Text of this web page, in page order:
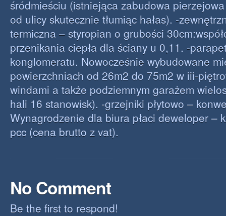
śródmieściu (istniejąca zabudowa
od ulicy skutecznie tłumiąc hałas). -
termiczna – styropian o grubości
przenikania ciepła dla ściany u 0,11. -
konglomeratu. Nowocześnie wybudowane
powierzchniach od 26m2 do 75m2 w iii-
windami a także podziemnym garażem
hali 16 stanowisk). -grzejniki płytowo –
Wynagrodzenie dla biura płaci deweloper –
pcc (cena brutto z vat).
No Comment
Be the first to respond!